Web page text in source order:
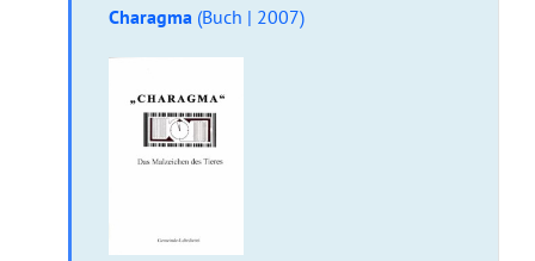
31. 31_Charagma_Das sprechende Bild
34. 34_Charagma_Das sprechende Bild
35. 35_Charagma_Das sprechende Bild
Charagma (Buch | 2007)